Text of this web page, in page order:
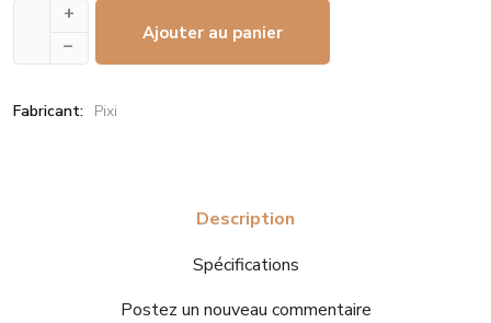
+
–
Ajouter au panier
Fabricant: Pixi
Description
Spécifications
Postez un nouveau commentaire